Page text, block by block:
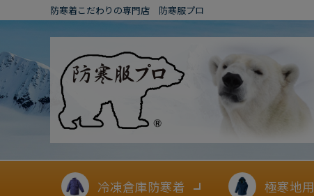
防寒着こだわりの専門店 防寒服プロ
冷凍倉庫防寒着 極寒地用